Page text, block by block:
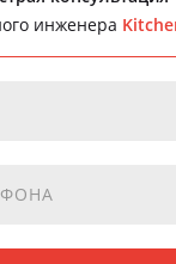
инженера